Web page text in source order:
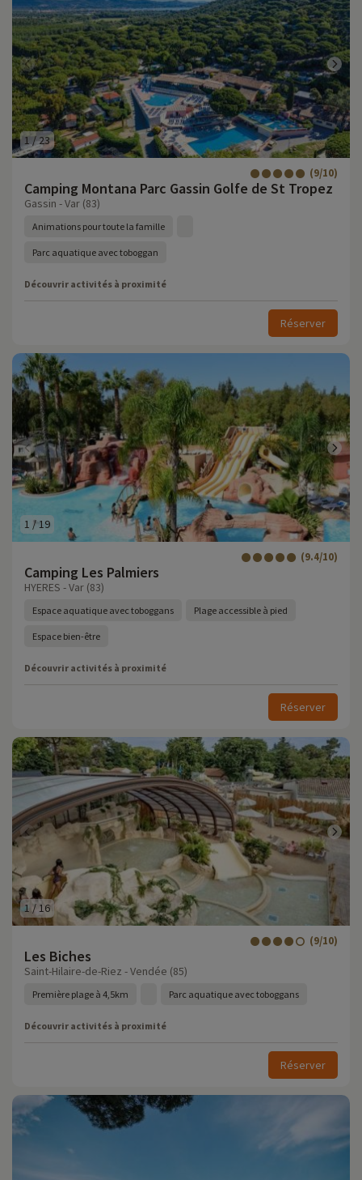
1 /23
Camping Montana Parc Gassin Golfe de St Tropez
(9/10)
Gassin - Var (83)
Animations pour toute la famille
Parc aquatique avec toboggan
Découvrir activités à proximité
Réserver
1 /19
Camping Les Palmiers
(9.4/10)
HYERES - Var (83)
Espace aquatique avec toboggans Plage accessible à pied
Espace bien-être
Découvrir activités à proximité
Réserver
1 /16
Les Biches
(9/10)
Saint-Hilaire-de-Riez - Vendée (85)
Première plage à 4,5km Parc aquatique avec toboggans
Découvrir activités à proximité
Réserver